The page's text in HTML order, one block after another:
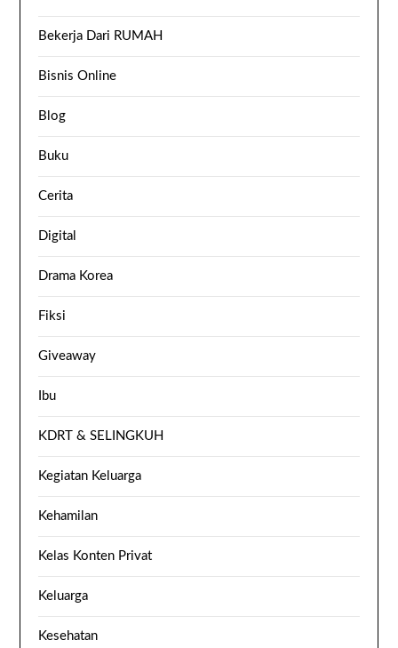
Bekerja Dari RUMAH
Bisnis Online
Blog
Buku
Cerita
Digital
Drama Korea
Fiksi
Giveaway
Ibu
KDRT & SELINGKUH
Kegiatan Keluarga
Kehamilan
Kelas Konten Privat
Keluarga
Kesehatan